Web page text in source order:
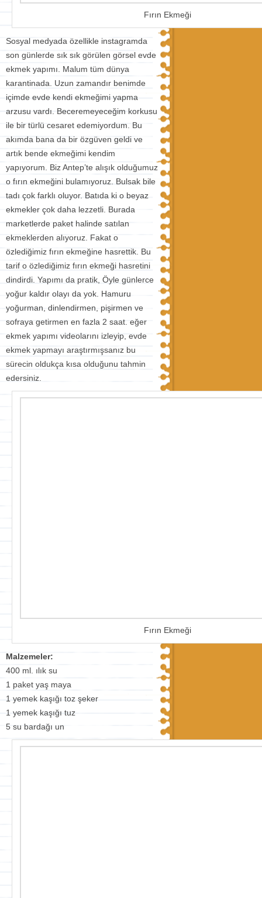
Fırın Ekmeği
Sosyal medyada özellikle instagramda
son günlerde sık sık görülen görsel evde
ekmek yapımı. Malum tüm dünya
karantinada. Uzun zamandır benimde
içimde evde kendi ekmeğimi yapma
arzusu vardı. Beceremeyeceğim korkusu
ile bir türlü cesaret edemiyordum. Bu
akımda bana da bir özgüven geldi ve
artık bende ekmeğimi kendim
yapıyorum. Biz Antep’te alışık olduğumuz
o fırın ekmeğini bulamıyoruz. Bulsak bile
tadı çok farklı oluyor. Batıda ki o beyaz
ekmekler çok daha lezzetli. Burada
marketlerde paket halinde satılan
ekmeklerden alıyoruz. Fakat o
özlediğimiz fırın ekmeğine hasrettik. Bu
tarif o özlediğimiz fırın ekmeği hasretini
dindirdi. Yapımı da pratik, Öyle günlerce
yoğur kaldır olayı da yok. Hamuru
yoğurman, dinlendirmen, pişirmen ve
sofraya getirmen en fazla 2 saat. eğer
ekmek yapımı videolarını izleyip, evde
ekmek yapmayı araştırmışsanız bu
sürecin oldukça kısa olduğunu tahmin
edersiniz.
Fırın Ekmeği
Malzemeler:
400 ml. ılık su
1 paket yaş maya
1 yemek kaşığı toz şeker
1 yemek kaşığı tuz
5 su bardağı un